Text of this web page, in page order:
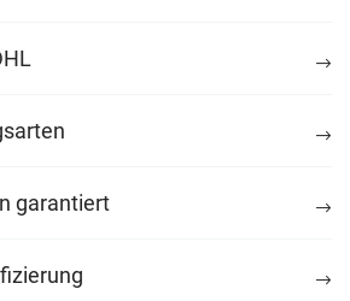
garantiert